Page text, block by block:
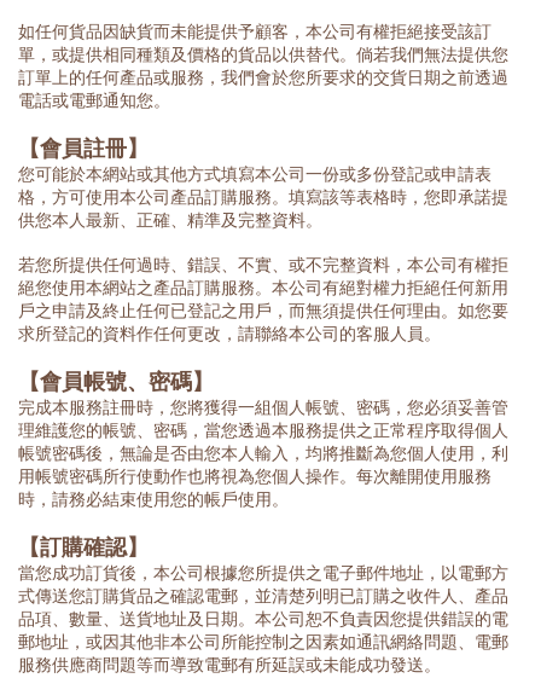
如任何貨品因缺貨而未能提供予顧客，本公司有權拒絕接受該訂
單，或提供相同種類及價格的貨品以供替代。倘若我們無法提供您
訂單上的任何產品或服務，我們會於您所要求的交貨日期之前透過
電話或電郵通知您。
【會員註冊】
您可能於本網站或其他方式填寫本公司一份或多份登記或申請表
格，方可使用本公司產品訂購服務。填寫該等表格時，您即承諾提
供您本人最新、正確、精準及完整資料。
若您所提供任何過時、錯誤、不實、或不完整資料，本公司有權拒
絕您使用本網站之產品訂購服務。本公司有絕對權力拒絕任何新用
戶之申請及終止任何已登記之用戶，而無須提供任何理由。如您要
求所登記的資料作任何更改，請聯絡本公司的客服人員。
【會員帳號、密碼】
完成本服務註冊時，您將獲得一組個人帳號、密碼，您必須妥善管
理維護您的帳號、密碼，當您透過本服務提供之正常程序取得個人
帳號密碼後，無論是否由您本人輸入，均將推斷為您個人使用，利
用帳號密碼所行使動作也將視為您個人操作。每次離開使用服務
時，請務必結束使用您的帳戶使用。
【訂購確認】
當您成功訂貨後，本公司根據您所提供之電子郵件地址，以電郵方
式傳送您訂購貨品之確認電郵，並清楚列明已訂購之收件人、產品
品項、數量、送貨地址及日期。本公司恕不負責因您提供錯誤的電
郵地址，或因其他非本公司所能控制之因素如通訊網絡問題、電郵
服務供應商問題等而導致電郵有所延誤或未能成功發送。